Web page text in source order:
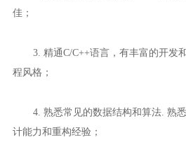
佳；
3. 精通C/C++语言，有丰富的开发
程风格；
4. 熟悉常见的数据结构和算法. 熟
计能力和重构经验；